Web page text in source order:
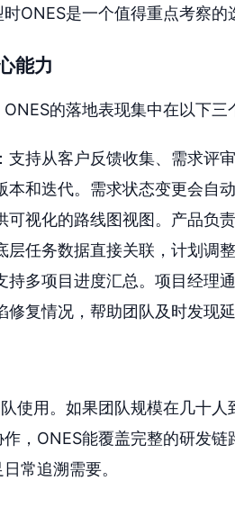
ONES是一个值得重点考察的
能力
的落地表现集中在以下三
：支持从客户反馈收集、需求评
和迭代。需求状态变更会自
可视化的路线图视图。产品负
任务数据直接关联，计划调
持多项目进度汇总。项目经理
复情况，帮助团队及时发现延
使用。如果团队规模在几十
，ONES能覆盖完整的研发
常追溯需要。